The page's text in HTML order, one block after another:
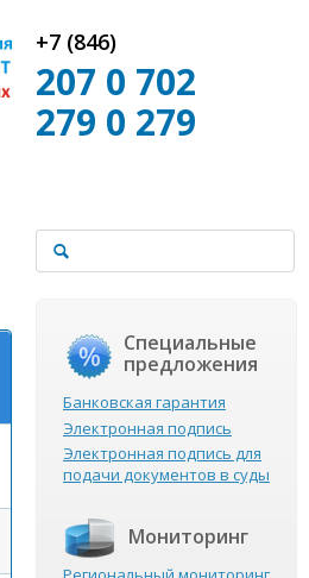
+7 (846)
207 0 702
279 0 279
Специальные
предложения
Банковская гарантия
Электронная подпись
Электронная подпись для
подачи документов в суды
Мониторинг